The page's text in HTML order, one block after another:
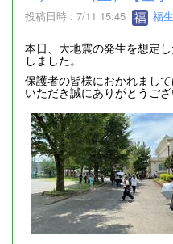
投稿日時 : 7/11 15:45 福
本日、大地震の発生を想定
しました。
保護者の皆様におかれまし
いただき誠にありがとうご